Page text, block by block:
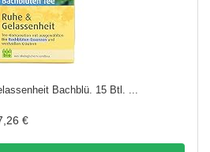
Bachblü. 15 Btl. ...
€